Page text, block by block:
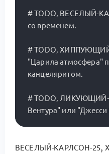
# TODO, ВЕСЕЛЫЙ-
со временем.
# TODO,
"Царила атмосфера"
канцеляритом.
# TODO, ЛИКУЮЩИЙ-
ВЕСЕЛЫЙ-КАРЛСОН-25,